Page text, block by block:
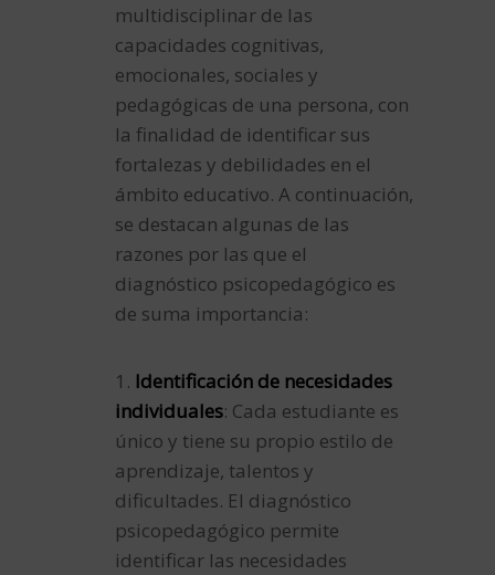
multidisciplinar de las
capacidades cognitivas,
emocionales, sociales y
pedagógicas de una persona, con
la finalidad de identificar sus
fortalezas y debilidades en el
ámbito educativo. A continuación,
se destacan algunas de las
razones por las que el
diagnóstico psicopedagógico es
de suma importancia:
1. Identificación de necesidades
individuales: Cada estudiante es
único y tiene su propio estilo de
aprendizaje, talentos y
dificultades. El diagnóstico
psicopedagógico permite
identificar las necesidades